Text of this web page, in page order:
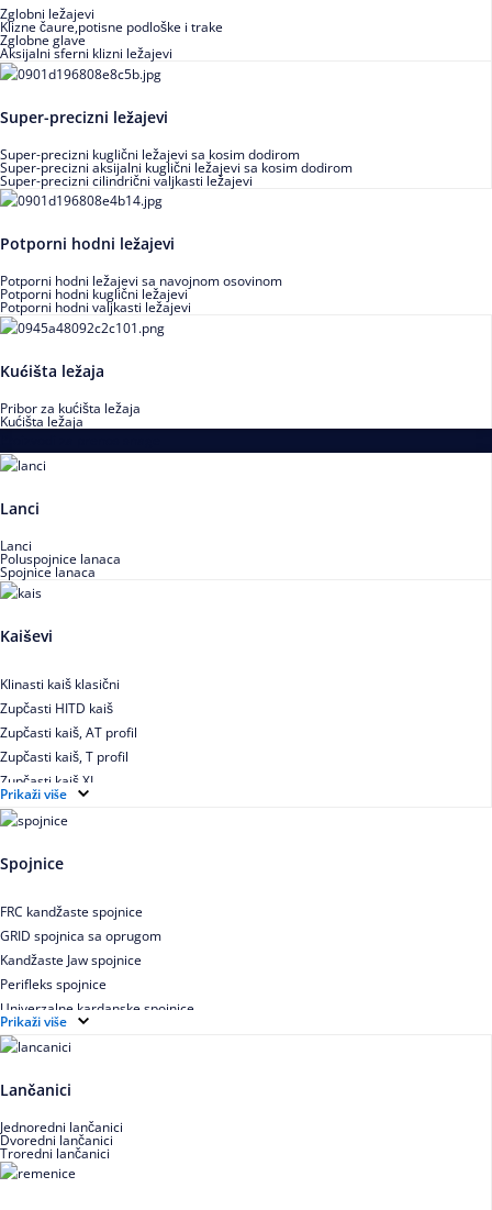
Zglobni ležajevi
Klizne čaure,potisne podloške i trake
Zglobne glave
Aksijalni sferni klizni ležajevi
Super-precizni ležajevi
Super-precizni kuglični ležajevi sa kosim dodirom
Super-precizni aksijalni kuglični ležajevi sa kosim dodirom
Super-precizni cilindrični valjkasti ležajevi
Potporni hodni ležajevi
Potporni hodni ležajevi sa navojnom osovinom
Potporni hodni kuglični ležajevi
Potporni hodni valjkasti ležajevi
Kućišta ležaja
Pribor za kućišta ležaja
Kućišta ležaja
Lanci
Lanci
Poluspojnice lanaca
Spojnice lanaca
Kaiševi
Klinasti kaiš klasični
Zupčasti HITD kaiš
Zupčasti kaiš, AT profil
Zupčasti kaiš, T profil
Zupčasti kaiš XL
Zupčasti STD kaiš
Uskoprofilno klinasto remenje
Uskoprofilno klinasto remenje spojeno
Uskoprofilno klinasto remenje XP extra power
Višekanalno remenje PJ,PK
Prikaži više
Spojnice
FRC kandžaste spojnice
GRID spojnica sa oprugom
Kandžaste Jaw spojnice
Perifleks spojnice
Univerzalne kardanske spojnice
Zupčaste spojnice
Prikaži više
Lančanici
Jednoredni lančanici
Dvoredni lančanici
Troredni lančanici